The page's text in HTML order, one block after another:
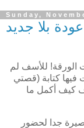
Sunday,
عودة بلا جديد
الورقة! للأسف لم
فيها كتابة (قصتي
كيف أكمل ما
جدا لحضور